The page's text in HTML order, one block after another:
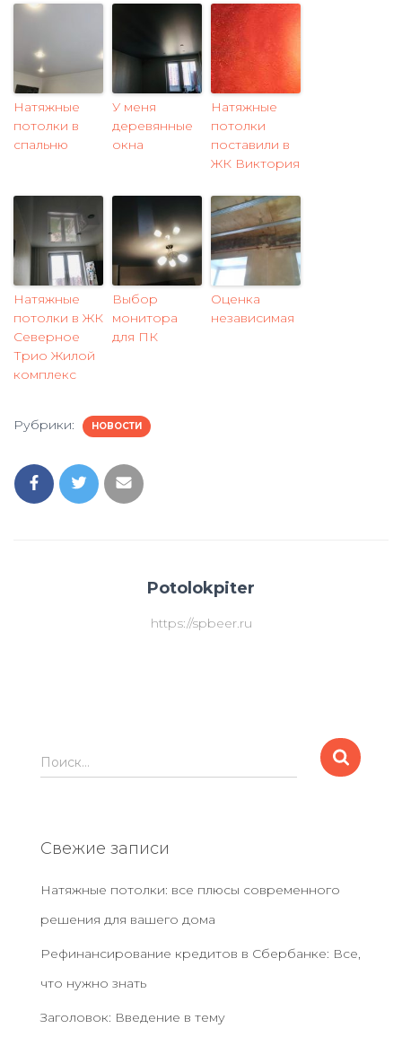
Натяжные
потолки в
спальню
У меня
деревянные
окна
Натяжные
потолки
поставили в
ЖК Виктория
Натяжные
потолки в ЖК
Северное
Трио Жилой
комплекс
Выбор
монитора
для ПК
Оценка
независимая
Рубрики: НОВОСТИ
Potolokpiter
https://spbeer.ru
Н
а
:
Поиск…
Свежие записи
Натяжные потолки: все плюсы современного
решения для вашего дома
Рефинансирование кредитов в Сбербанке: Все,
что нужно знать
Заголовок: Введение в тему